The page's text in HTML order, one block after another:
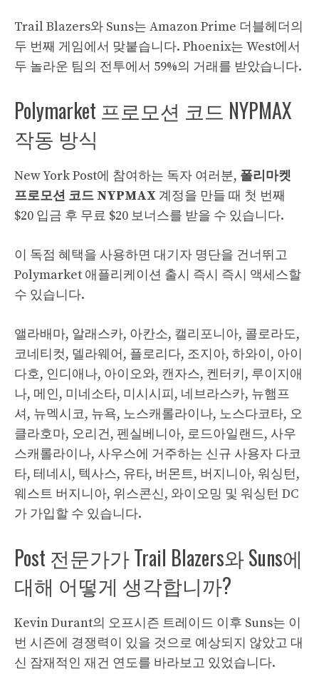
Trail Blazers와 Suns는 Amazon Prime 더블헤더의
두 번째 게임에서 맞붙습니다. Phoenix는 West에서
두 놀라운 팀의 전투에서 59%의 거래를 받았습니다.
Polymarket 프로모션 코드 NYPMAX
작동 방식
New York Post에 참여하는 독자 여러분, 폴리마켓
프로모션 코드 NYPMAX 계정을 만들 때 첫 번째
$20 입금 후 무료 $20 보너스를 받을 수 있습니다.
이 독점 혜택을 사용하면 대기자 명단을 건너뛰고
Polymarket 애플리케이션 출시 즉시 즉시 액세스할
수 있습니다.
앨라배마, 알래스카, 아칸소, 캘리포니아, 콜로라도,
코네티컷, 델라웨어, 플로리다, 조지아, 하와이, 아이
다호, 인디애나, 아이오와, 캔자스, 켄터키, 루이지애
나, 메인, 미네소타, 미시시피, 네브라스카, 뉴햄프
셔, 뉴멕시코, 뉴욕, 노스캐롤라이나, 노스다코타, 오
클라호마, 오리건, 펜실베니아, 로드아일랜드, 사우
스캐롤라이나, 사우스에 거주하는 신규 사용자 다코
타, 테네시, 텍사스, 유타, 버몬트, 버지니아, 워싱턴,
웨스트 버지니아, 위스콘신, 와이오밍 및 워싱턴 DC
가 가입할 수 있습니다.
Post 전문가가 Trail Blazers와 Suns에
대해 어떻게 생각합니까?
Kevin Durant의 오프시즌 트레이드 이후 Suns는 이
번 시즌에 경쟁력이 있을 것으로 예상되지 않았고 대
신 잠재적인 재건 연도를 바라보고 있었습니다.